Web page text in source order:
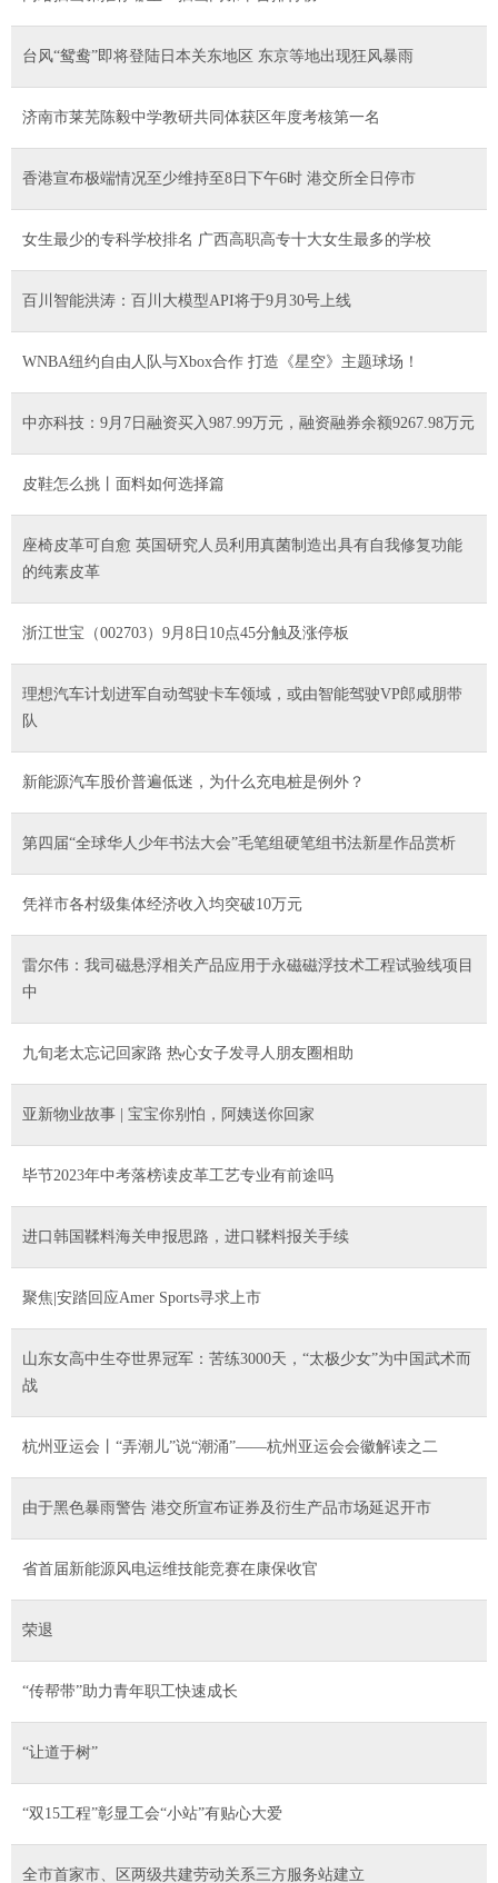
台风“鸳鸯”即将登陆日本关东地区 东京等地出现狂风暴雨
济南市莱芜陈毅中学教研共同体获区年度考核第一名
香港宣布极端情况至少维持至8日下午6时 港交所全日停市
女生最少的专科学校排名 广西高职高专十大女生最多的学校
百川智能洪涛：百川大模型API将于9月30号上线
WNBA纽约自由人队与Xbox合作 打造《星空》主题球场！
中亦科技：9月7日融资买入987.99万元，融资融券余额9267.98万元
皮鞋怎么挑丨面料如何选择篇
座椅皮革可自愈 英国研究人员利用真菌制造出具有自我修复功能
的纯素皮革
浙江世宝（002703）9月8日10点45分触及涨停板
理想汽车计划进军自动驾驶卡车领域，或由智能驾驶VP郎咸朋带
队
新能源汽车股价普遍低迷，为什么充电桩是例外？
第四届“全球华人少年书法大会”毛笔组硬笔组书法新星作品赏析
凭祥市各村级集体经济收入均突破10万元
雷尔伟：我司磁悬浮相关产品应用于永磁磁浮技术工程试验线项目
中
九旬老太忘记回家路 热心女子发寻人朋友圈相助
亚新物业故事 | 宝宝你别怕，阿姨送你回家
毕节2023年中考落榜读皮革工艺专业有前途吗
进口韩国鞣料海关申报思路，进口鞣料报关手续
聚焦|安踏回应Amer Sports寻求上市
山东女高中生夺世界冠军：苦练3000天，“太极少女”为中国武术而
战
杭州亚运会丨“弄潮儿”说“潮涌”——杭州亚运会会徽解读之二
由于黑色暴雨警告 港交所宣布证券及衍生产品市场延迟开市
省首届新能源风电运维技能竞赛在康保收官
荣退
“传帮带”助力青年职工快速成长
“让道于树”
“双15工程”彰显工会“小站”有贴心大爱
全市首家市、区两级共建劳动关系三方服务站建立